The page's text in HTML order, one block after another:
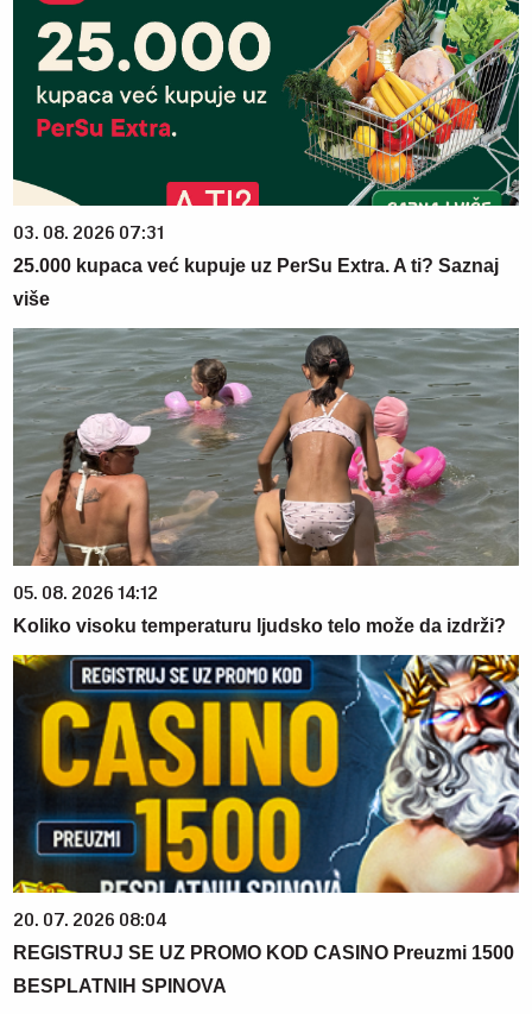
03. 08. 2026 07:31
25.000 kupaca već kupuje uz PerSu Extra. A ti? Saznaj
više
05. 08. 2026 14:12
Koliko visoku temperaturu ljudsko telo može da izdrži?
20. 07. 2026 08:04
REGISTRUJ SE UZ PROMO KOD CASINO Preuzmi 1500
BESPLATNIH SPINOVA